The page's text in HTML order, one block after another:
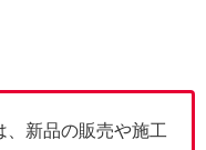
新品の販売や施工